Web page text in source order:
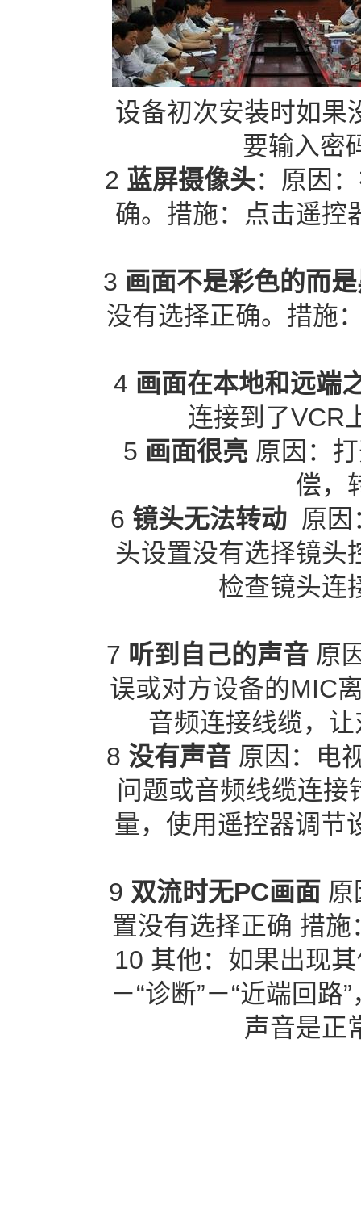
设备初次安装时如果
要输入密
2 蓝屏摄像头：原因
确。措施：点击遥控
3 画面不是彩色的而
没有选择正确。措施
4 画面在本地和远端
连接到了VCR
5 画面很亮 原因：
偿，
6 镜头无法转动原因
头设置没有选择镜头
检查镜头连
7 听到自己的声音原
误或对方设备的MIC
音频连接线缆，
8 没有声音原因：电
问题或音频线缆连
量，使用遥控器调节
9 双流时无PC画面 原
置没有选择正确 措
10 其他：如果出现
－“诊断”－“近端回
声音是正